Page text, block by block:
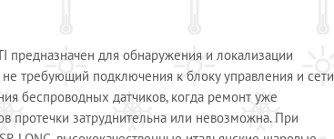
предназначен для обнаружения и локализации
требующий подключения к блоку управления и сети
беспроводных датчиков, когда ремонт уже
протечки затруднительна или невозможна. При